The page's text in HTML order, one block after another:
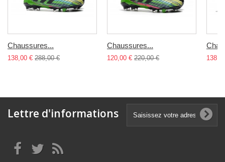
Chaussures...
138,00 € 288,00 €
Chaussures...
120,00 € 220,00 €
Lettre d'informations